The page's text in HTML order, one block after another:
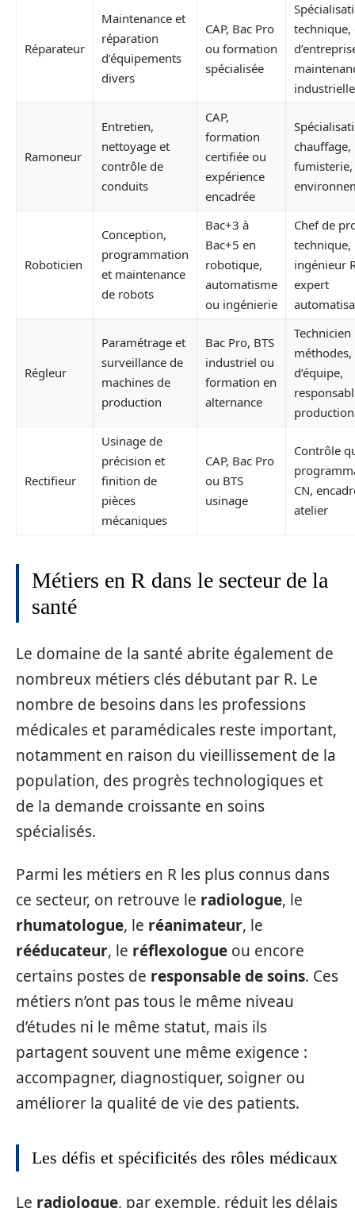
Réparateur
Maintenance et
réparation
d’équipements
divers
CAP, Bac Pro
ou formation
spécialisée
technique,
industrielle
Ramoneur
Entretien,
nettoyage et
contrôle de
conduits
CAP,
formation
certifiée ou
expérience
encadrée
chauffage,
Roboticien
Conception,
programmation
et maintenance
de robots
Bac+3 à
Bac+5 en
robotique,
automatisme
ou ingénierie
Chef de
technique,
ingénieur
expert
Régleur
Paramétrage et
surveillance de
machines de
production
Bac Pro, BTS
industriel ou
formation en
alternance
Technicien
méthodes,
d’équipe,
production
Rectifieur
Usinage de
précision et
finition de
pièces
mécaniques
CAP, Bac Pro
ou BTS
usinage
Contrôle
CN,
atelier
Métiers en R dans le secteur de la
santé
Le domaine de la santé abrite également de
nombreux métiers clés débutant par R. Le
nombre de besoins dans les professions
médicales et paramédicales reste important,
notamment en raison du vieillissement de la
population, des progrès technologiques et
de la demande croissante en soins
spécialisés.
Parmi les métiers en R les plus connus dans
ce secteur, on retrouve le radiologue, le
rhumatologue, le réanimateur, le
rééducateur, le réflexologue ou encore
certains postes de responsable de soins. Ces
métiers n’ont pas tous le même niveau
d’études ni le même statut, mais ils
partagent souvent une même exigence :
accompagner, diagnostiquer, soigner ou
améliorer la qualité de vie des patients.
Les défis et spécificités des rôles médicaux
Le radiologue, par exemple, réduit les délais